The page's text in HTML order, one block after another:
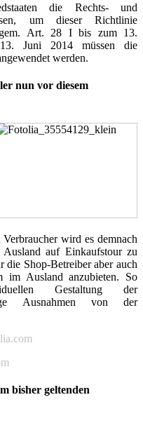
die Rechts- und
um dieser Richtlinie
gem. Art. 28 I bis zum 13.
Juni 2014 müssen die
werden.
nun vor diesem
wird es demnach
auf Einkaufstour zu
die Shop-Betreiber aber auch
im Ausland anzubieten. So
Gestaltung der
Ausnahmen von der
bisher geltenden